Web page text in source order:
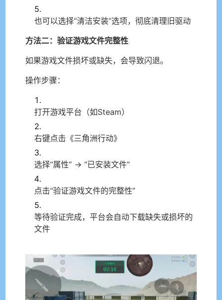
也可以选择“清洁安装”选项，彻底清理旧驱动
方法二：验证游戏文件完整性
如果游戏文件损坏或缺失，会导致闪退。
操作步骤：
打开游戏平台（如Steam）
右键点击《三角洲行动》
选择“属性” → “已安装文件”
点击“验证游戏文件的完整性”
等待验证完成，平台会自动下载缺失或损坏的
文件